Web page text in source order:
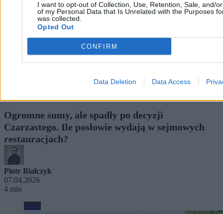
I want to opt-out of Collection, Use, Retention, Sale, and/
of my Personal Data that Is Unrelated with the Purposes
was collected.
Opted Out
CONFIRM
Data Deletion Data Access
Ogromne sumy, ale spadły po decyzji
Czarzastego. Ile posłowie wydają w sejmowych
restauracjach?
Piotr Białczyk
07.04.2026
4 min
Moto